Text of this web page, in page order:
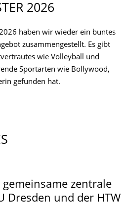
2026
haben wir wieder ein buntes
zusammengestellt. Es gibt
wie Volleyball und
Sportarten wie Bollywood,
gefunden hat.
gemeinsame zentrale
Dresden und der HTW